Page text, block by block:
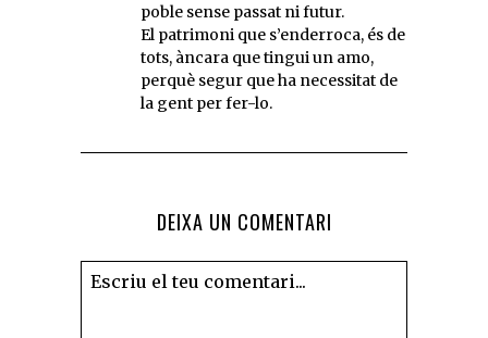
poble sense passat ni futur.
El patrimoni que s’enderroca, és de
tots, àncara que tingui un amo,
perquè segur que ha necessitat de
la gent per fer-lo.
DEIXA UN COMENTARI